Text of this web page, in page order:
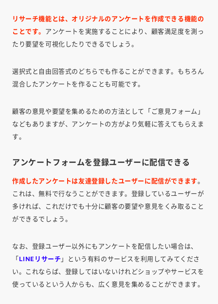
リサーチ機能とは、オリジナルのアンケートを作成できる機能の
ことです。 アンケートを実施することにより、顧客満足度を測っ
たり要望を可視化したりできるでしょう。
選択式と自由回答式のどちらでも作ることができます。もちろん
混合したアンケートを作ることも可能です。
顧客の意見や要望を集めるための方法として「ご意見フォーム」
などもありますが、アンケートの方がより気軽に答えてもらえま
す。
アンケートフォームを登録ユーザーに配信できる
作成したアンケートは友達登録したユーザーに配信ができます。
これは、無料で行なうことができます。登録しているユーザーが
多ければ、これだけでも十分に顧客の要望や意見をくみ取ること
ができるでしょう。
なお、登録ユーザー以外にもアンケートを配信したい場合は、
「 LINEリサーチ 」という有料のサービスを利用してみてくださ
い。これならば、登録してはいないけれどショップやサービスを
使っているという人からも、広く意見を集めることができます。